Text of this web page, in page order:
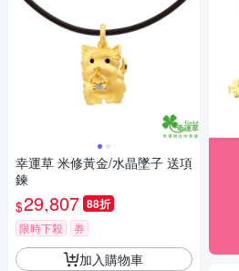
幸運草 米修黃金/水晶墜子 送項
鍊
$29,807 88折
限時下殺 券
加入購物車